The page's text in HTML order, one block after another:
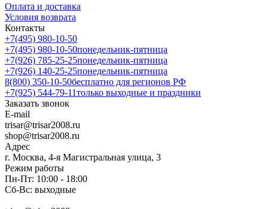
Оплата и доставка
Условия возврата
Контакты
+7(495) 980-10-50
+7(495) 980-10-50понедельник-пятница
+7(926) 785-25-25понедельник-пятница
+7(926) 140-25-25понедельник-пятница
8(800) 350-10-50бесплатно для регионов РФ
+7(925) 544-79-11только выходные и праздники
Заказать звонок
E-mail
trisar@trisar2008.ru
shop@trisar2008.ru
Адрес
г. Москва, 4-я Магистральная улица, 3
Режим работы
Пн-Пт: 10:00 - 18:00
Сб-Вс: выходные